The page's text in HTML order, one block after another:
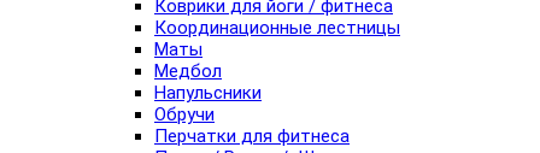
Коврики для йоги / фитнеса
Координационные лестницы
Маты
Медбол
Напульсники
Обручи
Перчатки для фитнеса